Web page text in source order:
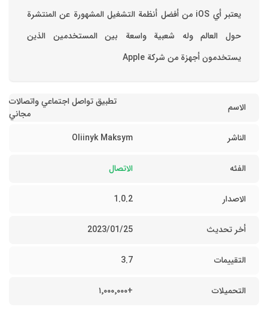
‏يعتبر أي iOS من أفضل أنظمة التشغيل المشهورة عن المنتشرة
حول العالم وله شعبية واسعة بين المستخدمين الذين
يستخدمون أجهزة من شركة Apple
الاسم
تطبيق تواصل اجتماعي واتصالات
مجاني
الناشر
Oliinyk Maksym
الفئه الاتصال
الاصدار 1.0.2
أخر تحديث 25‏/01‏/2023
التقييمات 3.7
التحميلات +١٬٠٠٠٬٠٠٠